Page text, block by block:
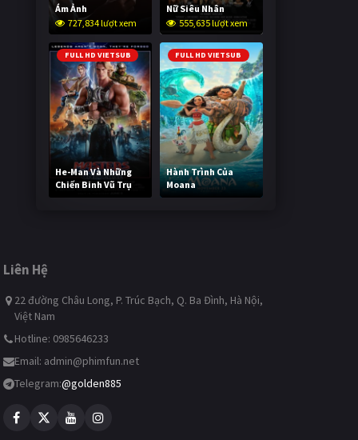
Ám Ảnh
727,834 lượt xem
Nữ Siêu Nhân
555,635 lượt xem
FULL HD VIETSUB
He-Man Và Những
Chiến Binh Vũ Trụ
246,297 lượt xem
FULL HD VIETSUB
Hành Trình Của
Moana
497,106 lượt xem
Liên Hệ
22 đường Châu Long, P. Trúc Bạch, Q. Ba Đình, Hà Nội,
Việt Nam
Hotline: 0985646233
Email: admin@phimfun.net
Telegram:@golden885